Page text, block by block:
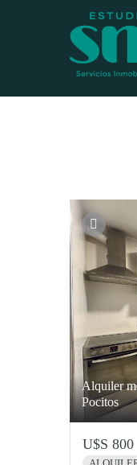
Alquiler
Pocitos
U$S 800